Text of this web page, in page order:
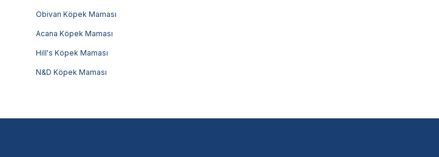
Obivan Köpek Maması
Acana Köpek Maması
Hill's Köpek Maması
N&D Köpek Maması